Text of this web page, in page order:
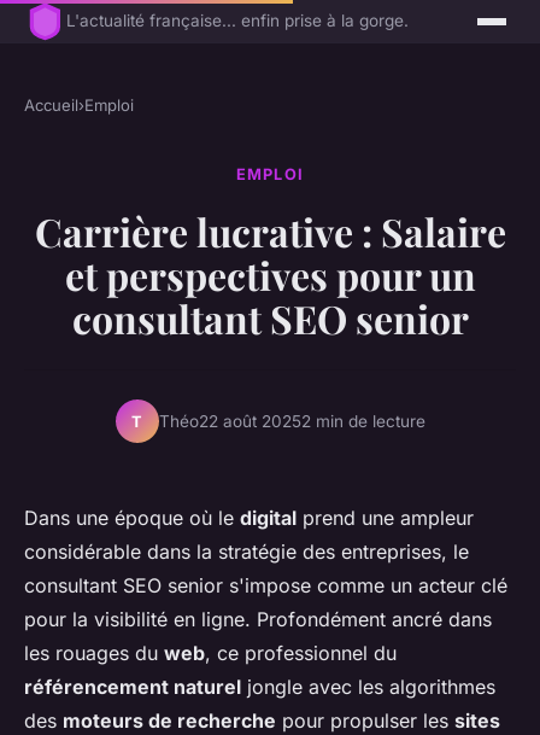
L'actualité française... enfin prise à la gorge.
Accueil›Emploi
EMPLOI
Carrière lucrative : Salaire
et perspectives pour un
consultant SEO senior
T Théo22 août 20252 min de lecture
Dans une époque où le digital prend une ampleur
considérable dans la stratégie des entreprises, le
consultant SEO senior s'impose comme un acteur clé
pour la visibilité en ligne. Profondément ancré dans
les rouages du web, ce professionnel du
référencement naturel jongle avec les algorithmes
des moteurs de recherche pour propulser les sites